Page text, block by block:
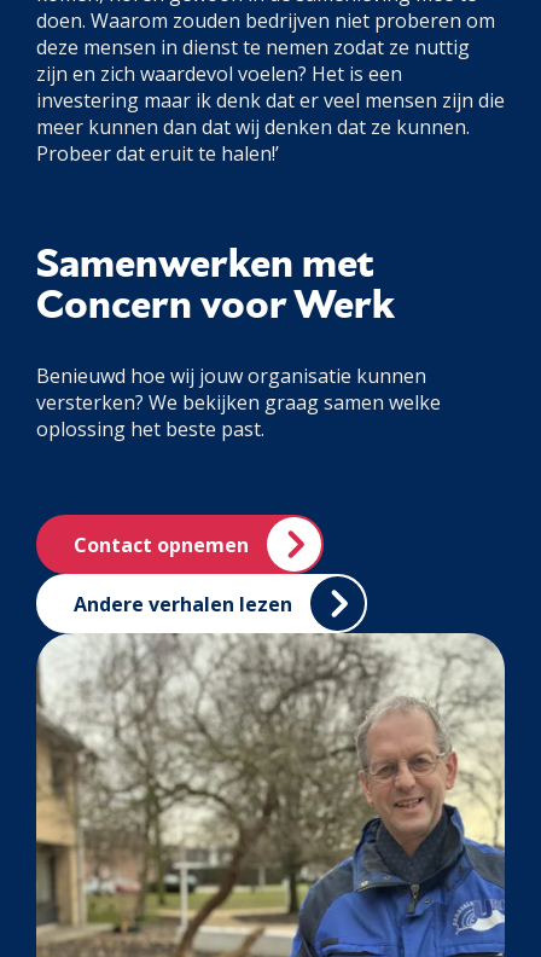
doen. Waarom zouden bedrijven niet proberen om
deze mensen in dienst te nemen zodat ze nuttig
zijn en zich waardevol voelen? Het is een
investering maar ik denk dat er veel mensen zijn die
meer kunnen dan dat wij denken dat ze kunnen.
Probeer dat eruit te halen!’
Samenwerken met
Concern voor Werk
Benieuwd hoe wij jouw organisatie kunnen
versterken? We bekijken graag samen welke
oplossing het beste past.
Contact opnemen
Andere verhalen lezen